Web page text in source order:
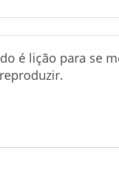
é lição para se